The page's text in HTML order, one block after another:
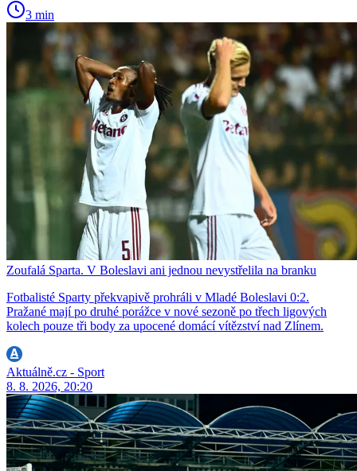
3 min
Zoufalá Sparta. V Boleslavi ani jednou nevystřelila na branku
Fotbalisté Sparty překvapivě prohráli v Mladé Boleslavi 0:2.
Pražané mají po druhé porážce v nové sezoně po třech ligových
kolech pouze tři body za upocené domácí vítězství nad Zlínem.
Aktuálně.cz - Sport
8. 8. 2026, 20:20